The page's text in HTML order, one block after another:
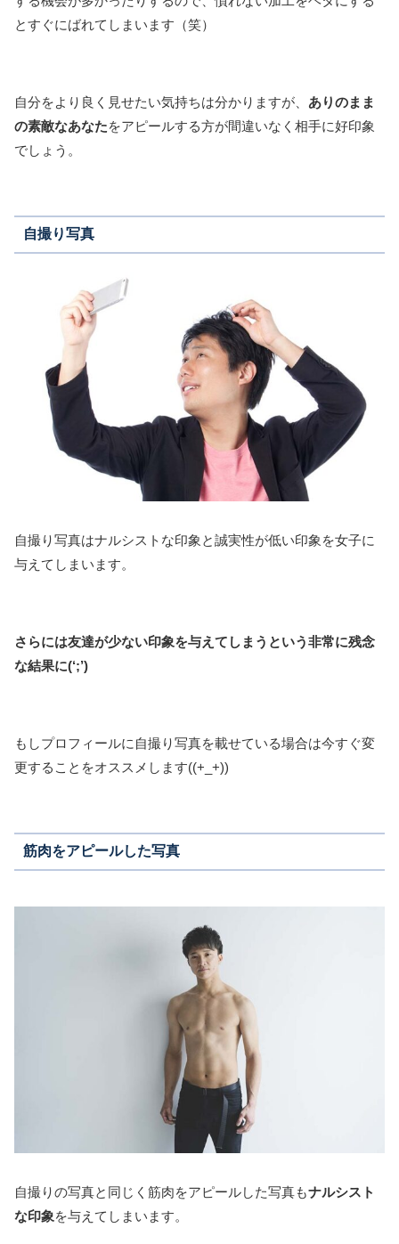
とすぐにばれてしまいます（笑）
自分をより良く見せたい気持ちは分かりますが、 ありのまま
の素敵なあなたをアピールする方が間違いなく相手に好印象
でしょう。
自撮り写真
自撮り写真はナルシストな印象と誠実性が低い印象を女子に
与えてしまいます。
さらには友達が少ない印象を与えてしまうという非常に残念
な結果に(‘;’)
もしプロフィールに自撮り写真を載せている場合は今すぐ変
更することをオススメします((+_+))
筋肉をアピールした写真
自撮りの写真と同じく筋肉をアピールした写真もナルシスト
な印象を与えてしまいます。